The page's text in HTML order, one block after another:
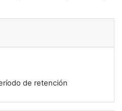
de retención